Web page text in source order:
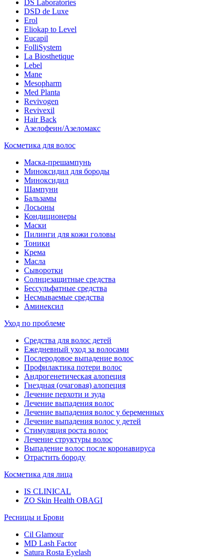
DS Laboratories
DSD de Luxe
Erol
Eliokap to Level
Eucapil
FolliSystem
La Biosthetique
Lebel
Mane
Mesopharm
Med Planta
Revivogen
Revivexil
Hair Back
Азелофеин/Aзеломакс
Косметика для волос
Маска-прешампунь
Миноксидил для бороды
Миноксидил
Шампуни
Бальзамы
Лосьоны
Кондиционеры
Маски
Пилинги для кожи головы
Тоники
Крема
Масла
Сыворотки
Солнцезащитные средства
Бессульфатные средства
Несмываемые средства
Аминексил
Уход по проблеме
Средства для волос детей
Ежедневный уход за волосами
Послеродовое выпадение волос
Профилактика потери волос
Андрогенетическая алопеция
Гнездная (очаговая) алопеция
Лечение перхоти и зуда
Лечение выпадения волос
Лечение выпадения волос у беременных
Лечение выпадения волос у детей
Стимуляция роста волос
Лечение структуры волос
Выпадение волос после коронавируса
Отрастить бороду
Косметика для лица
IS CLINICAL
ZO Skin Health OBAGI
Ресницы и Брови
Cil Glamour
MD Lash Factor
Satura Rosta Eyelash